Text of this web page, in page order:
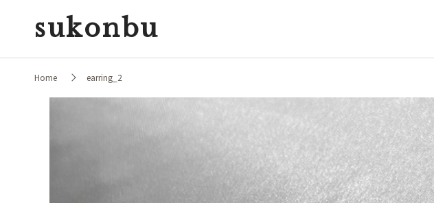
sukonbu
Home earring_2